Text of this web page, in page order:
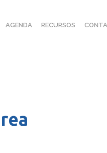
AGENDA RECURSOS